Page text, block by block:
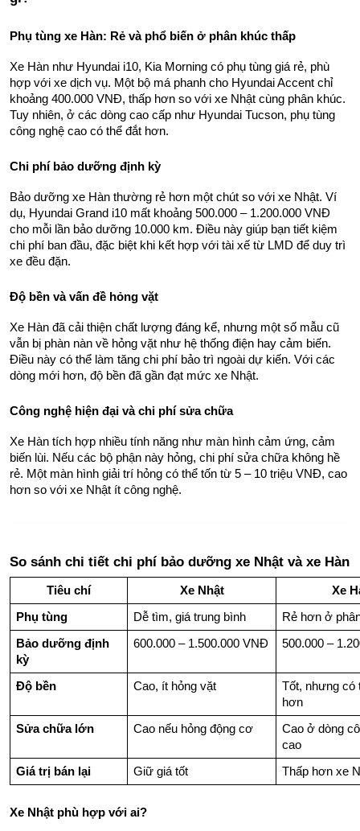
Phụ tùng xe Hàn: Rẻ và phổ biến ở phân khúc thấp
Xe Hàn như Hyundai i10, Kia Morning có phụ tùng giá rẻ, phù
hợp với xe dịch vụ. Một bộ má phanh cho Hyundai Accent chỉ
khoảng 400.000 VNĐ, thấp hơn so với xe Nhật cùng phân khúc.
Tuy nhiên, ở các dòng cao cấp như Hyundai Tucson, phụ tùng
công nghệ cao có thể đắt hơn.
Chi phí bảo dưỡng định kỳ
Bảo dưỡng xe Hàn thường rẻ hơn một chút so với xe Nhật. Ví
dụ, Hyundai Grand i10 mất khoảng 500.000 – 1.200.000 VNĐ
cho mỗi lần bảo dưỡng 10.000 km. Điều này giúp bạn tiết kiệm
chi phí ban đầu, đặc biệt khi kết hợp với tài xế từ LMD để duy trì
xe đều đặn.
Độ bền và vấn đề hỏng vặt
Xe Hàn đã cải thiện chất lượng đáng kể, nhưng một số mẫu cũ
vẫn bị phàn nàn về hỏng vặt như hệ thống điện hay cảm biến.
Điều này có thể làm tăng chi phí bảo trì ngoài dự kiến. Với các
dòng mới hơn, độ bền đã gần đạt mức xe Nhật.
Công nghệ hiện đại và chi phí sửa chữa
Xe Hàn tích hợp nhiều tính năng như màn hình cảm ứng, cảm
biến lùi. Nếu các bộ phận này hỏng, chi phí sửa chữa không hề
rẻ. Một màn hình giải trí hỏng có thể tốn từ 5 – 10 triệu VNĐ, cao
hơn so với xe Nhật ít công nghệ.
So sánh chi tiết chi phí bảo dưỡng xe Nhật và xe Hàn
Tiêu chí Xe Nhật Xe
Phụ tùng Dễ tìm, giá trung bình Rẻ hơn ở
Bảo dưỡng định
kỳ
600.000 – 1.500.000 VNĐ 500.000 –
Độ bền Cao, ít hỏng vặt
Tốt, nhưng có
hơn
Sửa chữa lớn Cao nếu hỏng động cơ
Cao ở dòng
cao
Giá trị bán lại Giữ giá tốt Thấp hơn xe
Xe Nhật phù hợp với ai?